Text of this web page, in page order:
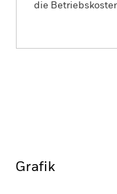
die
Grafik